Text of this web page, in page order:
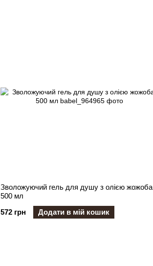
Зволожуючий гель для душу з олією жожоба
500 мл
572 грн
Додати в мій кошик